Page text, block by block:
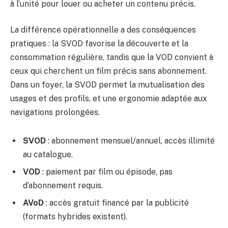
à l’unité pour louer ou acheter un contenu précis.
La différence opérationnelle a des conséquences
pratiques : la SVOD favorise la découverte et la
consommation régulière, tandis que la VOD convient à
ceux qui cherchent un film précis sans abonnement.
Dans un foyer, la SVOD permet la mutualisation des
usages et des profils, et une ergonomie adaptée aux
navigations prolongées.
SVOD : abonnement mensuel/annuel, accès illimité
au catalogue.
VOD : paiement par film ou épisode, pas
d’abonnement requis.
AVoD : accès gratuit financé par la publicité
(formats hybrides existent).